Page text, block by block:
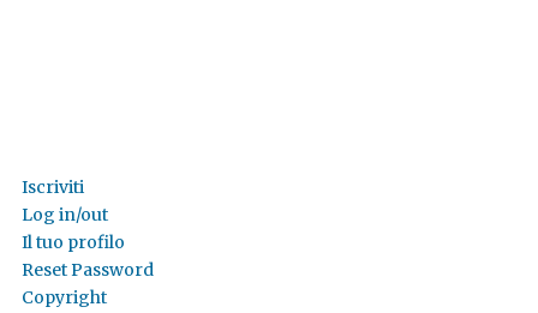
Iscriviti
Log in/out
Il tuo profilo
Reset Password
Copyright